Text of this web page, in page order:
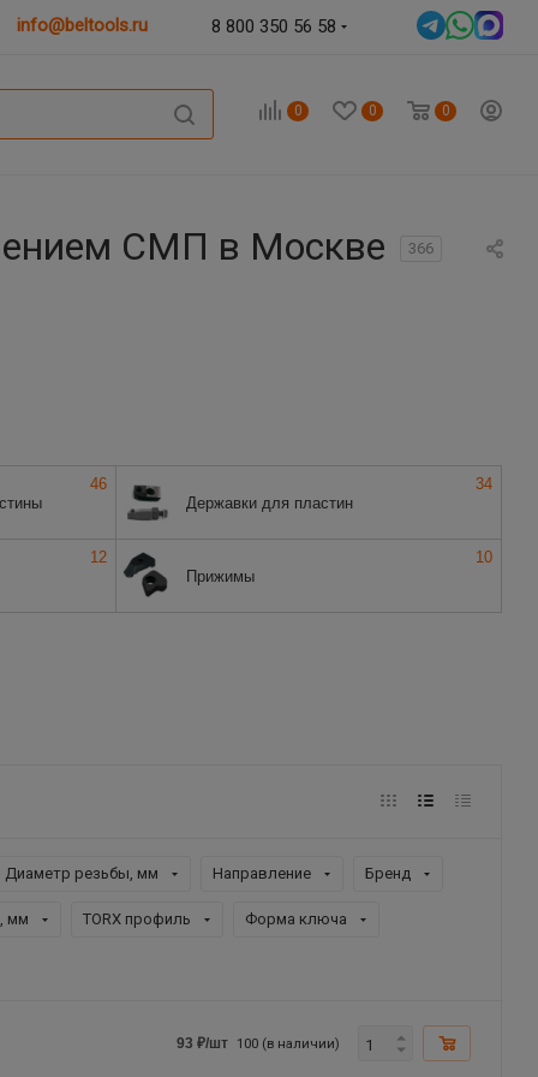
info@beltools.ru 8 800 350 56 58
0 0 0
СМП в Москве 366
46
Державки для пластин
34
12
Прижимы
10
Диаметр резьбы, мм Направление Бренд
мм TORX профиль Форма ключа
93 ₽/шт 100 (в наличии)